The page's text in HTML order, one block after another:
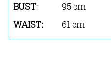
95 cm
61 cm